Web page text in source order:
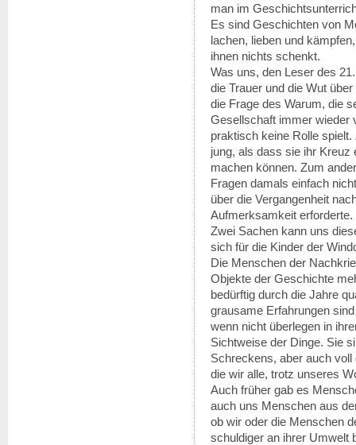
man im
Es sind Geschichten von
lachen, lieben und
ihnen nichts schenkt.
Was uns, den Leser des
die Trauer und die Wut
die Frage des Warum, die
Gesellschaft immer wieder
praktisch keine Rolle
jung, als dass sie ihr Kreuz
machen können. Zum
Fragen damals einfach
über die Vergangenheit
Aufmerksamkeit erforderte.
Zwei Sachen kann uns
sich für die Kinder der
Die Menschen der
Objekte der Geschichte
bedürftig durch die Jahre
grausame Erfahrungen
wenn nicht überlegen in
Sichtweise der Dinge. Sie
Schreckens, aber auch
die wir alle, trotz unseres
Auch früher gab es
auch uns Menschen aus
ob wir oder die Menschen
schuldiger an ihrer Umwelt